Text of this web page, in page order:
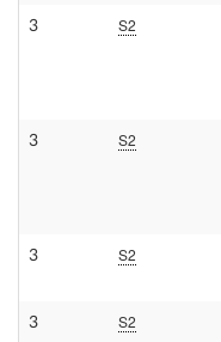
3 S2
3 S2
3 S2
3 S2